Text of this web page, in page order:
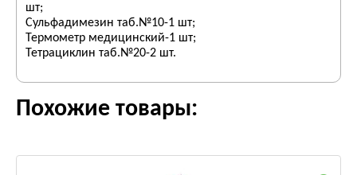
шт;
Сульфадимезин таб.№10-1 шт;
Термометр медицинский-1 шт;
Тетрациклин таб.№20-2 шт.
Похожие товары: